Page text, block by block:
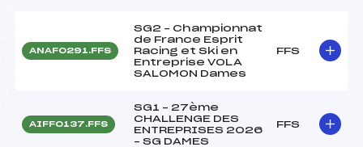
ANAF0291.FFS
SG2 – Championnat
de France Esprit
Racing et Ski en
Entreprise VOLA
SALOMON Dames
FFS
AIFF0137.FFS
SG1 – 27ème
CHALLENGE DES
ENTREPRISES 2026
– SG DAMES
FFS